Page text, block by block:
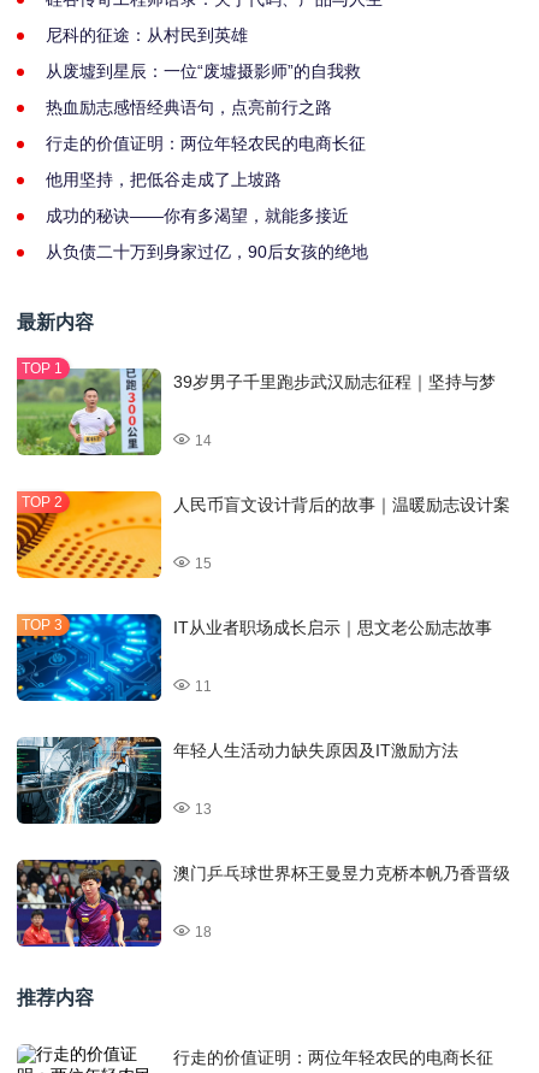
尼科的征途：从村民到英雄
从废墟到星辰：一位“废墟摄影师”的自我救
热血励志感悟经典语句，点亮前行之路
行走的价值证明：两位年轻农民的电商长征
他用坚持，把低谷走成了上坡路
成功的秘诀——你有多渴望，就能多接近
从负债二十万到身家过亿，90后女孩的绝地
最新内容
39岁男子千里跑步武汉励志征程｜坚持与梦
14
人民币盲文设计背后的故事｜温暖励志设计案
15
IT从业者职场成长启示｜思文老公励志故事
11
年轻人生活动力缺失原因及IT激励方法
13
澳门乒乓球世界杯王曼昱力克桥本帆乃香晋级
18
推荐内容
行走的价值证明：两位年轻农民的电商长征